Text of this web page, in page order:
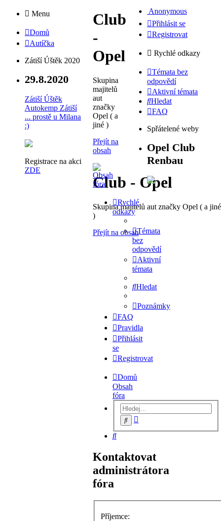
Menu
Domů
Autíčka
Zátiší Úštěk 2020
29.8.2020
Zátiší Úštěk
Autokemp Zátiší
... prostě u Milana
:)
Registrace na akci
ZDE
Club
-
Opel
Skupina
majitelů
aut
značky
Opel ( a
jiné )
Přejít na
obsah
Club - Opel
Skupina majitelů aut značky Opel ( a jiné
)
Přejít na obsah
Rychlé
odkazy
Témata
bez
odpovědí
Aktivní
témata
Hledat
Poznámky
FAQ
Pravidla
Přihlásit
se
Registrovat
Domů
Obsah
fóra
Hledat
Hledat
Kontaktovat
administrátora
fóra
Příjemce:
Anonymous
Přihlásit se
Registrovat
Rychlé odkazy
Témata bez
odpovědí
Aktivní témata
Hledat
FAQ
Spřátelené weby
Opel Club
Renbau